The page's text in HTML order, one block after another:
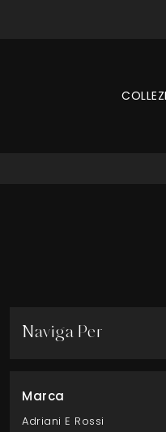
Naviga Per
Marca
Adriani E Rossi